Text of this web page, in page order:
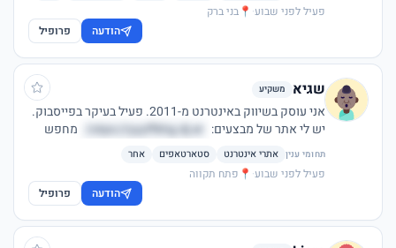
פעיל לפני שבוע·
📍 בני ברק
הודעה
פרופיל
שגיא משקיע
אני עוסק בשיווק באינטרנט מ-2011. פעיל בעיקר בפייסבוק.
יש לי אתר של מבצעים: otpo://yyyffkhg.dj.er/
מחפש
להגדיל את ההשקעות שלי באינטרנט. אשמח לקבל הצעות,
בעיקר לאתרים שלא מצריכים הרבה מאוד התעסקות :)
תחומי ענין אתרי אינטרנט סטארטאפים אחר
פעיל לפני שבוע·
📍 פתח תקווה
הודעה
פרופיל